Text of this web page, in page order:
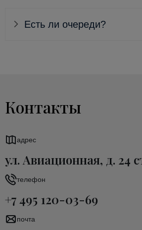
Есть ли очереди?
Контакты
адрес
ул. Авиационная, д. 24
телефон
+7 495 120-03-69
почта